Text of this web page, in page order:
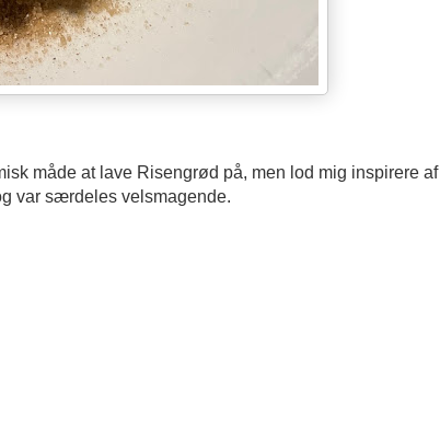
måde at lave Risengrød på, men lod mig inspirere af
var særdeles velsmagende.